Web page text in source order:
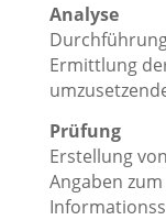
Analyse
Ermittlung
Prüfung
Erstellung
Angaben